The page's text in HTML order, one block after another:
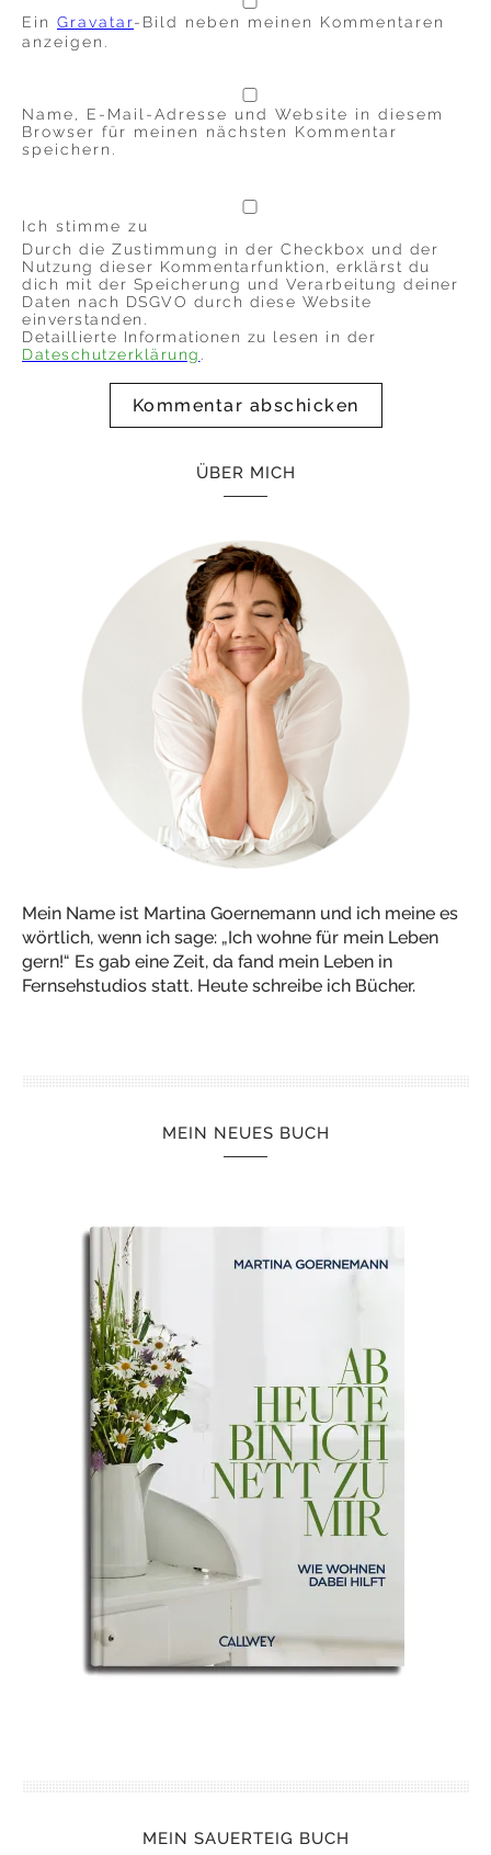
Ein Gravatar-Bild neben meinen Kommentaren
anzeigen.
Name, E-Mail-Adresse und Website in diesem
Browser für meinen nächsten Kommentar
speichern.
Ich stimme zu
Durch die Zustimmung in der Checkbox und der
Nutzung dieser Kommentarfunktion, erklärst du
dich mit der Speicherung und Verarbeitung deiner
Daten nach DSGVO durch diese Website
einverstanden.
Detaillierte Informationen zu lesen in der
Dateschutzerklärung
ÜBER MICH
Mein Name ist Martina Goernemann und ich meine es
wörtlich, wenn ich sage: „Ich wohne für mein Leben
gern!“ Es gab eine Zeit, da fand mein Leben in
Fernsehstudios statt. Heute schreibe ich Bücher.
MEIN NEUES BUCH
MEIN SAUERTEIG BUCH